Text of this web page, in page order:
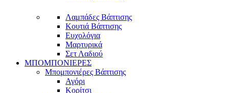
Λαμπάδες Βάπτισης
Κουτιά Βάπτισης
Ευχολόγια
Μαρτυρικά
Σετ Λαδιού
ΜΠΟΜΠΟΝΙΕΡΕΣ
Μπομπονιέρες Βάπτισης
Αγόρι
Κορίτσι